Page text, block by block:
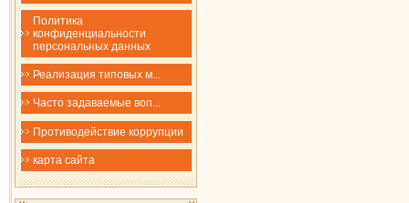
Политика
конфиденциальности
персональных данных
Реализация типовых м...
Часто задаваемые воп...
Противодействие коррупции
карта сайта